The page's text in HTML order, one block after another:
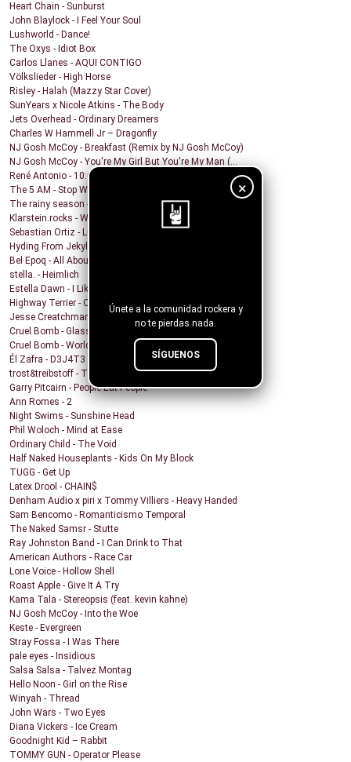
×
Únete a la comunidad rockera y
no te pierdas nada.
SÍGUENOS
Heart Chain - Sunburst
John Blaylock - I Feel Your Soul
Lushworld - Dance!
The Oxys - Idiot Box
Carlos Llanes - AQUI CONTIGO
Völkslieder - High Horse
Risley - Halah (Mazzy Star Cover)
SunYears x Nicole Atkins - The Body
Jets Overhead - Ordinary Dreamers
Charles W Hammell Jr – Dragonfly
NJ Gosh McCoy - Breakfast (Remix by NJ Gosh McCoy)
NJ Gosh McCoy - You're My Girl But You're My Man (...
René Antonio - 10:00 PM
The 5 AM - Stop Wait A Minute
The rainy season - In This Moment
Klarstein.rocks - When I'm Burning Matches
Sebastian Ortiz - Lust Fun Love
Hyding From Jekyll - Along The Line
Bel Epoq - All About You
stella. - Heimlich
Estella Dawn - I Like It Rough
Highway Terrier - Covid Blues
Jesse Creatchman - Heat Of The Summer Night
Cruel Bomb - Glass House
Cruel Bomb - World Breaker
Él Zafra - D3J4T3
trost&treibstoff - They Don't Need a Photographer
Garry Pitcairn - People Eat People
Ann Romes - 2
Night Swims - Sunshine Head
Phil Woloch - Mind at Ease
Ordinary Child - The Void
Half Naked Houseplants - Kids On My Block
TUGG - Get Up
Latex Drool - CHAIN$
Denham Audio x piri x Tommy Villiers - Heavy Handed
Sam Bencomo - Romanticismo Temporal
The Naked Samsr - Stutte
Ray Johnston Band - I Can Drink to That
American Authors - Race Car
Lone Voice - Hollow Shell
Roast Apple - Give It A Try
Kama Tala - Stereopsis (feat. kevin kahne)
NJ Gosh McCoy - Into the Woe
Keste - Evergreen
Stray Fossa - I Was There
pale eyes - Insidious
Salsa Salsa - Talvez Montag
Hello Noon - Girl on the Rise
Winyah - Thread
John Wars - Two Eyes
Diana Vickers - Ice Cream
Goodnight Kid – Rabbit
TOMMY GUN - Operator Please